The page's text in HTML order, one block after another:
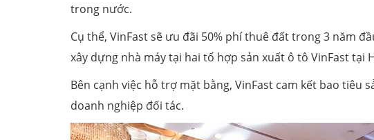
trong nước.
Cụ thể, VinFast sẽ ưu đãi 50% phí thuê đất trong 3 năm
xây dựng nhà máy tại hai tổ hợp sản xuất ô tô VinFast tại
Bên cạnh việc hỗ trợ mặt bằng, VinFast cam kết bao tiêu
doanh nghiệp đối tác.